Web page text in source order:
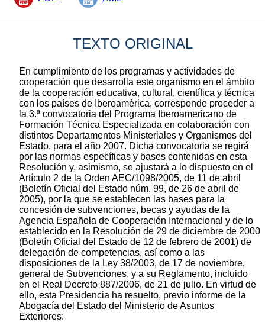
TEXTO ORIGINAL
En cumplimiento de los programas y actividades de
cooperación que desarrolla este organismo en el ámbito
de la cooperación educativa, cultural, científica y técnica
con los países de Iberoamérica, corresponde proceder a
la 3.ª convocatoria del Programa Iberoamericano de
Formación Técnica Especializada en colaboración con
distintos Departamentos Ministeriales y Organismos del
Estado, para el año 2007. Dicha convocatoria se regirá
por las normas específicas y bases contenidas en esta
Resolución y, asimismo, se ajustará a lo dispuesto en el
Artículo 2 de la Orden AEC/1098/2005, de 11 de abril
(Boletín Oficial del Estado núm. 99, de 26 de abril de
2005), por la que se establecen las bases para la
concesión de subvenciones, becas y ayudas de la
Agencia Española de Cooperación Internacional y de lo
establecido en la Resolución de 29 de diciembre de 2000
(Boletín Oficial del Estado de 12 de febrero de 2001) de
delegación de competencias, así como a las
disposiciones de la Ley 38/2003, de 17 de noviembre,
general de Subvenciones, y a su Reglamento, incluido
en el Real Decreto 887/2006, de 21 de julio. En virtud de
ello, esta Presidencia ha resuelto, previo informe de la
Abogacía del Estado del Ministerio de Asuntos
Exteriores: